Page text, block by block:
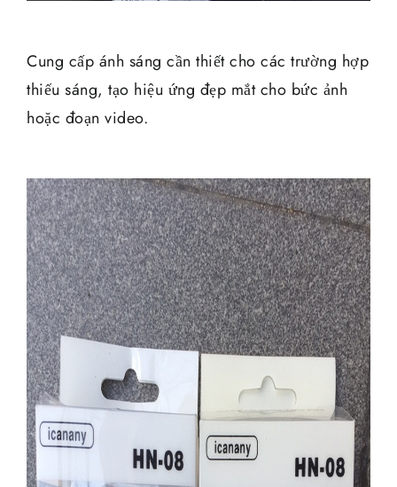
Cung cấp ánh sáng cần thiết cho các trường hợp
thiếu sáng, tạo hiệu ứng đẹp mắt cho bức ảnh
hoặc đoạn video.